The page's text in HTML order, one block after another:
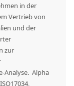
in der
Vertrieb von
und der
zur
Analyse. Alpha